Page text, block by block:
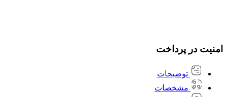
امنیت در پرداخت
توضیحات
مشخصات